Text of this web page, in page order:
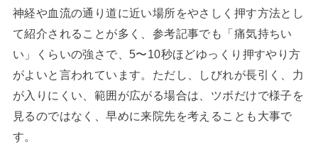
神経や血流の通り道に近い場所をやさしく押す方法とし
て紹介されることが多く、参考記事でも「痛気持ちい
い」くらいの強さで、5〜10秒ほどゆっくり押すやり方
がよいと言われています。ただし、しびれが長引く、力
が入りにくい、範囲が広がる場合は、ツボだけで様子を
見るのではなく、早めに来院先を考えることも大事で
す。